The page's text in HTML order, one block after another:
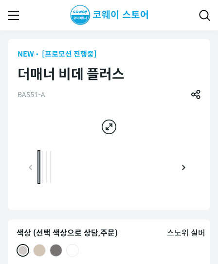
NEW [프로모션 진행중]
더매너 비데 플러스
BAS51-A
색상 (선택 색상으로 상담,주문) 스노위 실버